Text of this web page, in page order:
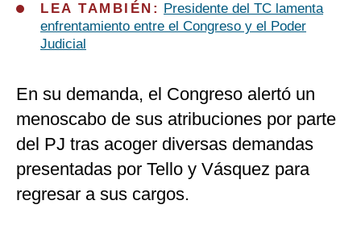
LEA TAMBIÉN:
Presidente del TC lamenta
enfrentamiento entre el Congreso y el Poder
Judicial
En su demanda, el Congreso alertó un
menoscabo de sus atribuciones por parte
del PJ tras acoger diversas demandas
presentadas por Tello y Vásquez para
regresar a sus cargos.